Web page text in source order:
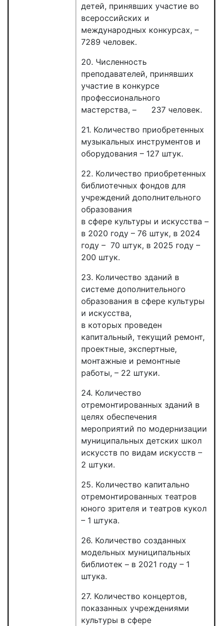
детей, принявших участие во
всероссийских и
международных конкурсах, –
7289 человек.
20. Численность
преподавателей, принявших
участие в конкурсе
профессионального
мастерства, – 237 человек.
21. Количество приобретенных
музыкальных инструментов и
оборудования – 127 штук.
22. Количество приобретенных
библиотечных фондов для
учреждений дополнительного
образования
в сфере культуры и искусства –
в 2020 году – 76 штук, в 2024
году – 70 штук, в 2025 году –
200 штук.
23. Количество зданий в
системе дополнительного
образования в сфере культуры
и искусства,
в которых проведен
капитальный, текущий ремонт,
проектные, экспертные,
монтажные и ремонтные
работы, – 22 штуки.
24. Количество
отремонтированных зданий в
целях обеспечения
мероприятий по модернизации
муниципальных детских школ
искусств по видам искусств –
2 штуки.
25. Количество капитально
отремонтированных театров
юного зрителя и театров кукол
– 1 штука.
26. Количество созданных
модельных муниципальных
библиотек – в 2021 году – 1
штука.
27. Количество концертов,
показанных учреждениями
культуры в сфере